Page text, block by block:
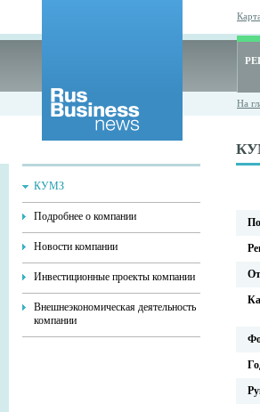
На
КУМЗ
Подробнее о компании
Новости компании
Инвестиционные проекты компании
Внешнеэкономическая деятельность
компании